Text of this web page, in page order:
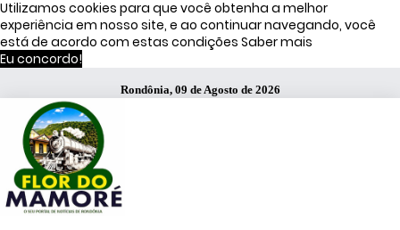
Utilizamos cookies para que você obtenha a melhor
experiência em nosso site, e ao continuar navegando, você
está de acordo com estas condições Saber mais
Eu concordo!
Rondônia, 09 de Agosto de 2026